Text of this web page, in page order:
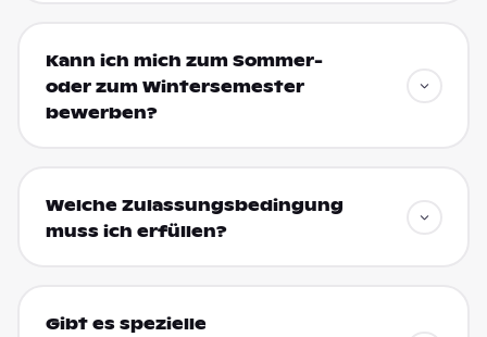
Kann ich mich zum Sommer-
oder zum Wintersemester
bewerben?
Welche Zulassungsbedingung
muss ich erfüllen?
Gibt es spezielle